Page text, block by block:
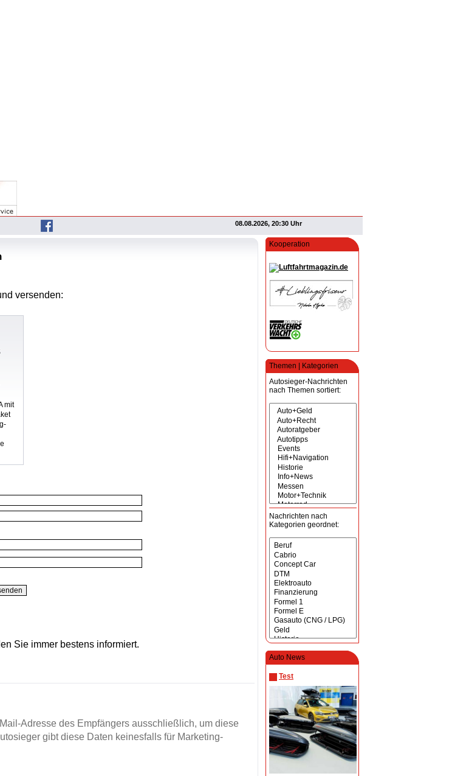
08.08.2026, 20:30 Uhr
Kooperation
Themen | Kategorien
Autosieger-Nachrichten
nach Themen sortiert:
Nachrichten nach
Kategorien geordnet:
Auto News
Test
versenden:
mit
Sie immer bestens informiert.
Adresse des Empfängers ausschließlich, um diese
gibt diese Daten keinesfalls für Marketing-